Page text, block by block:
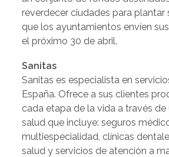
reverdecer ciudades para plantar
que los ayuntamientos envíen
el próximo 30 de abril.
Sanitas
Sanitas es especialista en
España. Ofrece a sus clientes
cada etapa de la vida a través
salud que incluye: seguros
multiespecialidad, clínicas
salud y servicios de atención a